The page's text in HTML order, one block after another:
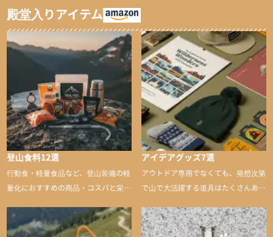
殿堂入りアイテム
登山食料12選
行動食・軽量食品など、登山装備の軽
量化におすすめの商品・コスパと栄養
アイデアグッズ7選
アウトドア専用でなくても、発想次第
で山で大活躍する道具はたくさんあり
山に持ち込むと快適性や安心感をグッ
と引き上げてくれる――そんな意外性